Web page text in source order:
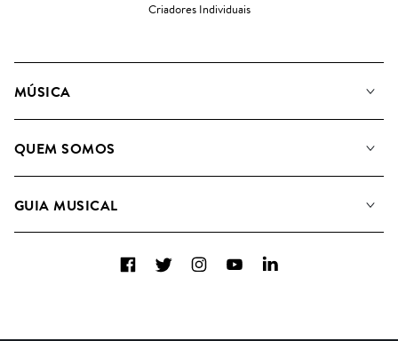
Criadores Individuais
MÚSICA
Pesquisar
QUEM SOMOS
Como usamos a IA
GUIA MUSICAL
FacebookTwitterInstagramYouTubeLinkedIn